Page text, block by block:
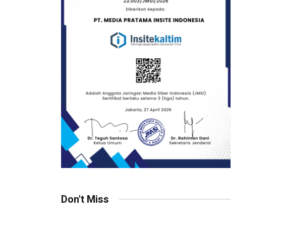
Don't Miss